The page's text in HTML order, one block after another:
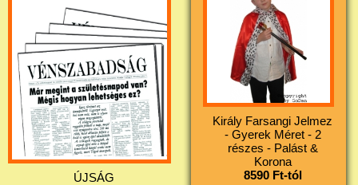
ÚJSÁG
Király Farsangi Jelmez
- Gyerek Méret - 2
részes - Palást &
Korona
8590 Ft-tól